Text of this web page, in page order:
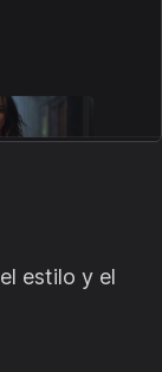
estilo y el